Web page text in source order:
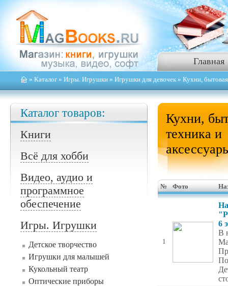
Главная
» Каталог » Игры. Игрушки » Игрушки для девочек » Кухни,
Каталог товаров:
Книги
Всё для хобби
Видео, аудио и
программное
обеспечение
Игры. Игрушки
Детское творчество
Игрушки для малышей
Кукольный театр
Оптические приборы
Кухни,
техника и
№ Фото
1
6
В